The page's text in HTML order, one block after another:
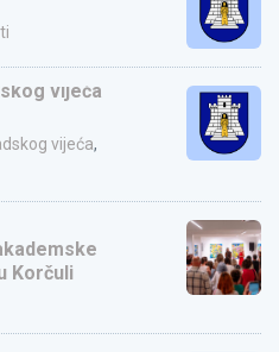
vijeća
vijeća,
Korčuli